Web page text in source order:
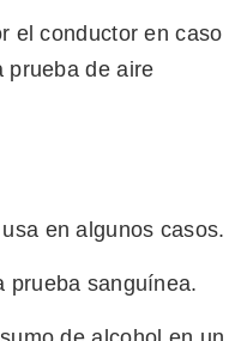
el conductor en caso
prueba de aire
en algunos casos.
prueba sanguínea.